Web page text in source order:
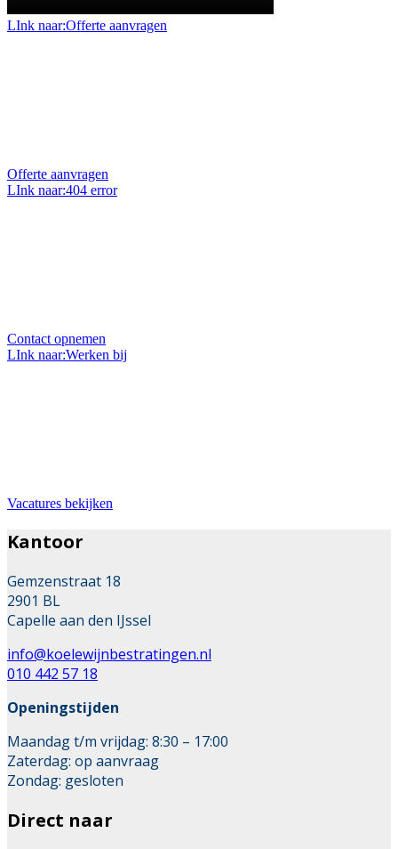
LInk naar:Offerte aanvragen
Offerte aanvragen
LInk naar:404 error
Contact opnemen
LInk naar:Werken bij
Vacatures bekijken
Kantoor
Gemzenstraat 18
2901 BL
Capelle aan den IJssel
info@koelewijnbestratingen.nl
010 442 57 18
Openingstijden
Maandag t/m vrijdag: 8:30 – 17:00
Zaterdag: op aanvraag
Zondag: gesloten
Direct naar